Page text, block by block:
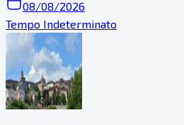
08/08/2026
Tempo Indeterminato